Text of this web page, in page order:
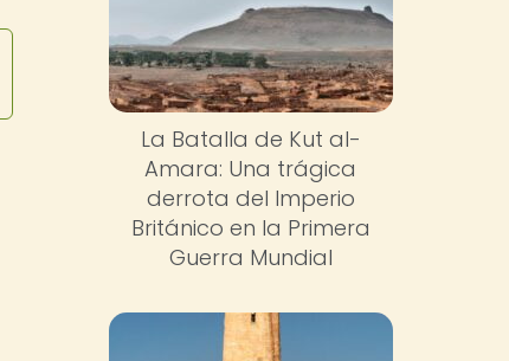
La Batalla de Kut al-
Amara: Una trágica
derrota del Imperio
Británico en la Primera
Guerra Mundial